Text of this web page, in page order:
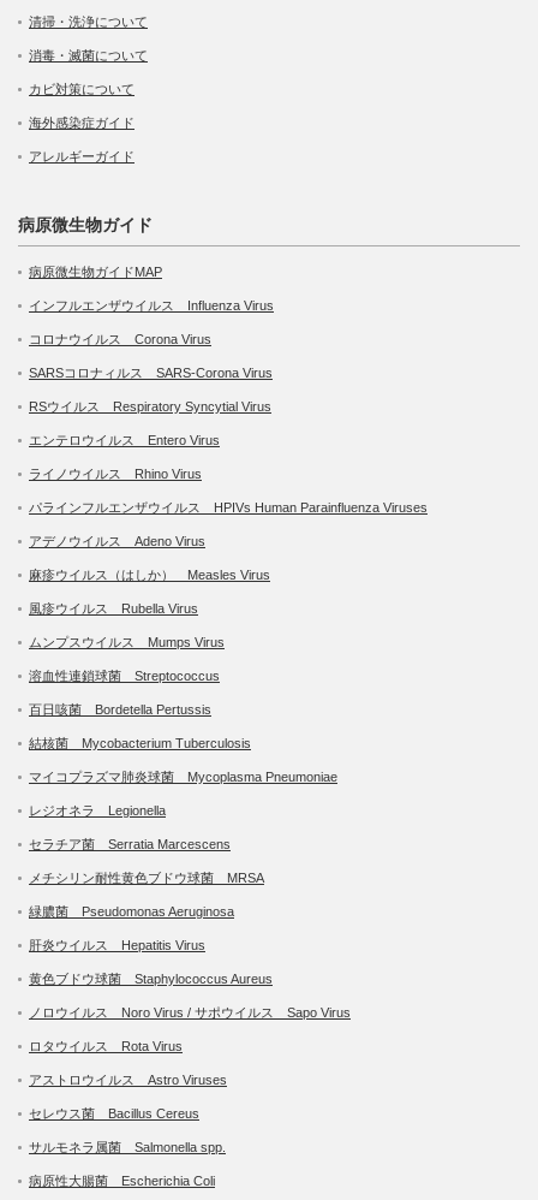
清掃・洗浄について
消毒・滅菌について
カビ対策について
海外感染症ガイド
アレルギーガイド
病原微生物ガイド
病原微生物ガイドMAP
インフルエンザウイルス Influenza Virus
コロナウイルス Corona Virus
SARSコロナィルス SARS-Corona Virus
RSウイルス Respiratory Syncytial Virus
エンテロウイルス Entero Virus
ライノウイルス Rhino Virus
パラインフルエンザウイルス HPIVs Human Parainfluenza Viruses
アデノウイルス Adeno Virus
麻疹ウイルス（はしか） Measles Virus
風疹ウイルス Rubella Virus
ムンプスウイルス Mumps Virus
溶血性連鎖球菌 Streptococcus
百日咳菌 Bordetella Pertussis
結核菌 Mycobacterium Tuberculosis
マイコプラズマ肺炎球菌 Mycoplasma Pneumoniae
レジオネラ Legionella
セラチア菌 Serratia Marcescens
メチシリン耐性黄色ブドウ球菌 MRSA
緑膿菌 Pseudomonas Aeruginosa
肝炎ウイルス Hepatitis Virus
黄色ブドウ球菌 Staphylococcus Aureus
ノロウイルス Noro Virus / サポウイルス Sapo Virus
ロタウイルス Rota Virus
アストロウイルス Astro Viruses
セレウス菌 Bacillus Cereus
サルモネラ属菌 Salmonella spp.
病原性大腸菌 Escherichia Coli